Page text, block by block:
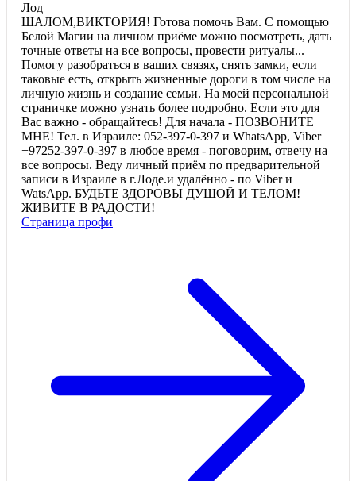
Лод
ШАЛОМ,ВИКТОРИЯ! Готова помочь Вам. С помощью
Белой Магии на личном приёме можно посмотреть, дать
точные ответы на все вопросы, провести ритуалы...
Помогу разобраться в ваших связях, снять замки, если
таковые есть, открыть жизненные дороги в том числе на
личную жизнь и создание семьи. На моей персональной
страничке можно узнать более подробно. Если это для
Вас важно - обращайтесь! Для начала - ПОЗВОНИТЕ
МНЕ! Тел. в Израиле: 052-397-0-397 и WhatsApp, Viber
+97252-397-0-397 в любое время - поговорим, отвечу на
все вопросы. Веду личный приём по предварительной
записи в Израиле в г.Лоде.и удалённо - по Viber и
WatsApp. БУДЬТЕ ЗДОРОВЫ ДУШОЙ И ТЕЛОМ!
ЖИВИТЕ В РАДОСТИ!
Страница профи